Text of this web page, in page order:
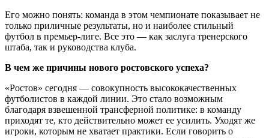
Его можно понять: команда в этом чемпионате показывает не
только приличные результаты, но и наиболее стильный
футбол в премьер-лиге. Все это — как заслуга тренерского
штаба, так и руководства клуба.
В чем же причины нового ростовского успеха?
«Ростов» сегодня — совокупность высококачественных
футболистов в каждой линии. Это стало возможным
благодаря взвешенной трансферной политике: в команду
приходят те, кто действительно может ее усилить. Уходят же
игроки, которым не хватает практики. Если говорить о